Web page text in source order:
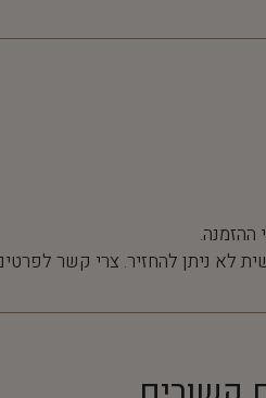
ההזמנה.
לא ניתן להחזיר. צרי קשר